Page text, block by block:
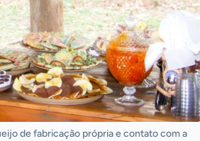
de fabricação própria e contato com a